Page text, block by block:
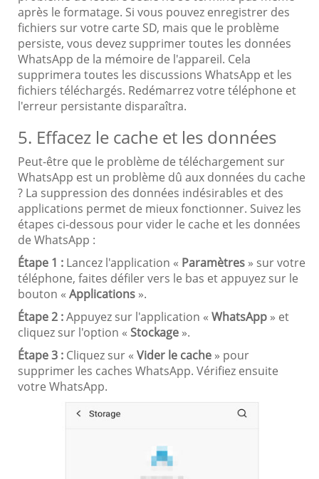
après le formatage. Si vous pouvez enregistrer des
fichiers sur votre carte SD, mais que le problème
persiste, vous devez supprimer toutes les données
WhatsApp de la mémoire de l'appareil. Cela
supprimera toutes les discussions WhatsApp et les
fichiers téléchargés. Redémarrez votre téléphone et
l'erreur persistante disparaîtra.
5. Effacez le cache et les données
Peut-être que le problème de téléchargement sur
WhatsApp est un problème dû aux données du cache
? La suppression des données indésirables et des
applications permet de mieux fonctionner. Suivez les
étapes ci-dessous pour vider le cache et les données
de WhatsApp :
Étape 1 : Lancez l'application « Paramètres » sur votre
téléphone, faites défiler vers le bas et appuyez sur le
bouton « Applications ».
Étape 2 :Appuyez sur l'application « WhatsApp » et
cliquez sur l'option « Stockage ».
Étape 3 : Cliquez sur « Vider le cache » pour
supprimer les caches WhatsApp. Vérifiez ensuite
votre WhatsApp.